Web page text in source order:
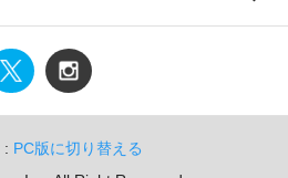
: PC版に切り替える